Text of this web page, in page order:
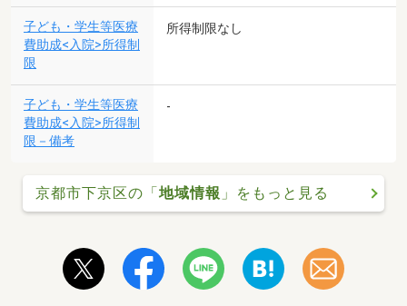
子ども・学生等医療
費助成<入院>所得制
限
所得制限なし
子ども・学生等医療
費助成<入院>所得制
限－備考
-
京都市下京区の「地域情報 」をもっと見る